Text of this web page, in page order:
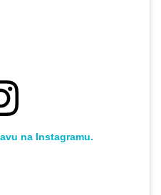
na Instagramu.